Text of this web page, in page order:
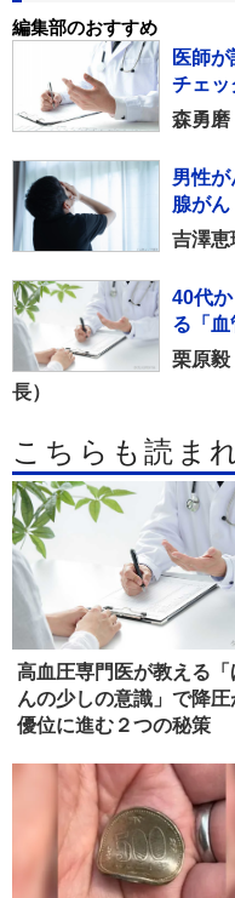
編集部のおすすめ
医師
チェッ
森勇磨
男性
腺がん
吉澤恵
40代
る「血
栗原毅
長）
こちらも読ま
高血圧専門医が教える「
んの少しの意識」で降圧
優位に進む２つの秘策